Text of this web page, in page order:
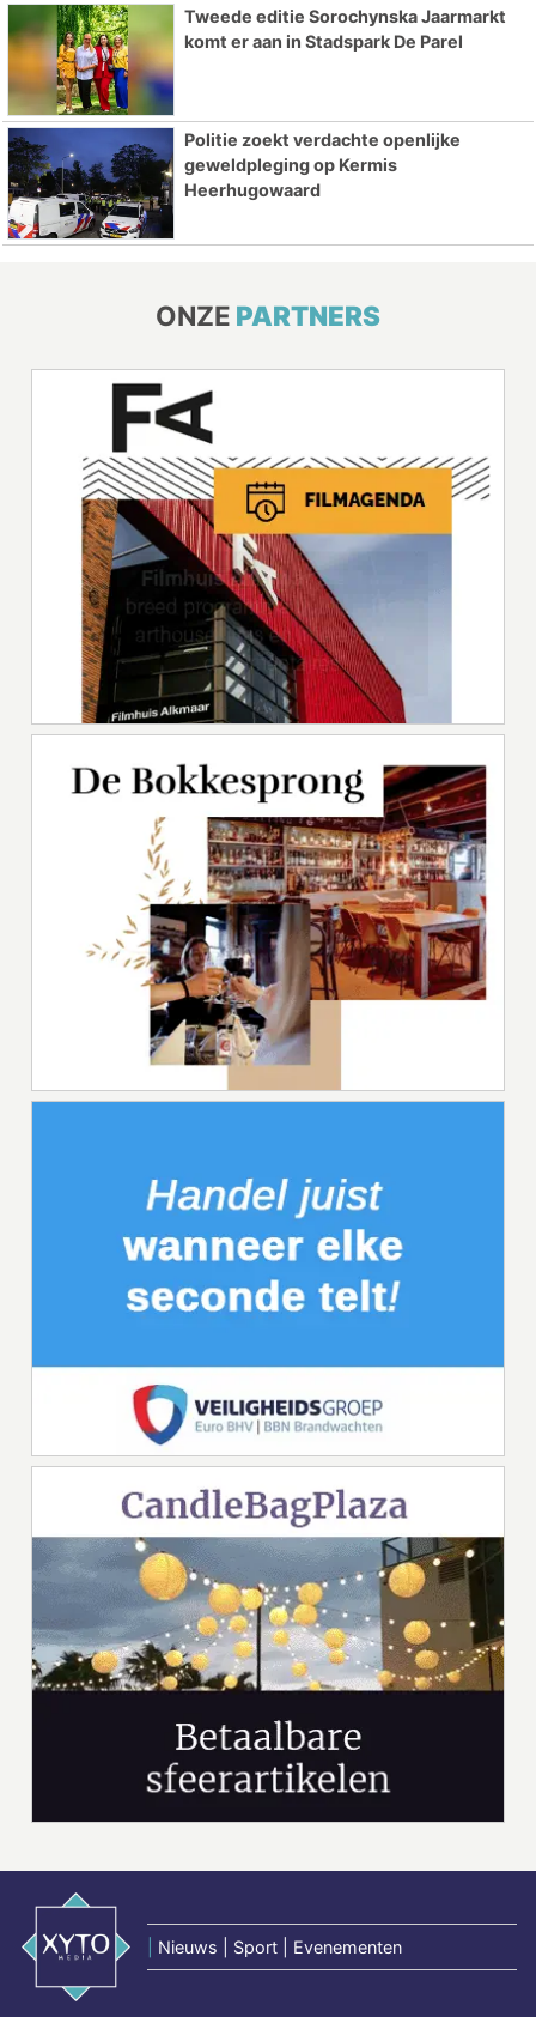
Tweede editie Sorochynska Jaarmarkt
komt er aan in Stadspark De Parel
Politie zoekt verdachte openlijke
geweldpleging op Kermis
Heerhugowaard
ONZE PARTNERS
Nieuws | Sport | Evenementen